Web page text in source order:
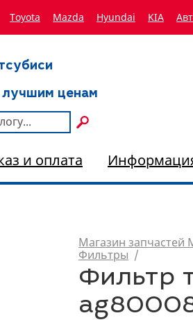
Toyota Мazda Hyundai KIA
лучшим ценам
и оплата
Магазин запчастей
Фильтры /
Фильтр